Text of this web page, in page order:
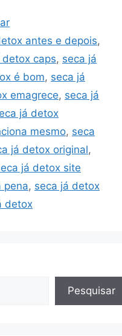
antes e depois,
detox caps, seca já
é bom, seca já
emagrece, seca já
já detox
mesmo, seca
já detox original,
já detox site
pena, seca já detox
detox
Pesquisar